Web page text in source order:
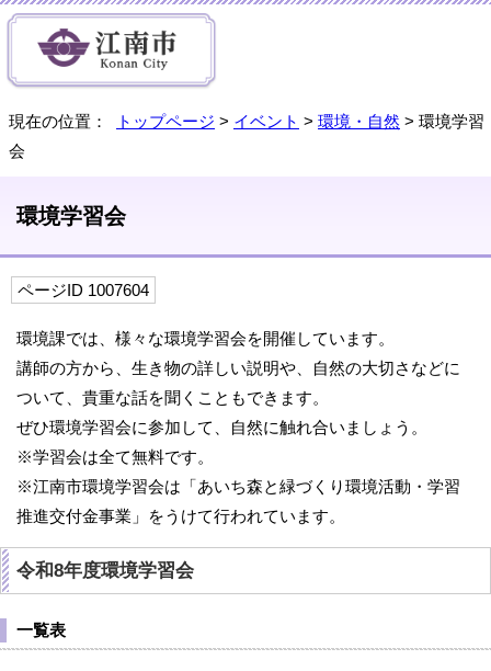
現在の位置： トップページ > イベント > 環境・自然 > 環境学習
会
環境学習会
ページID 1007604
環境課では、様々な環境学習会を開催しています。
講師の方から、生き物の詳しい説明や、自然の大切さなどに
ついて、貴重な話を聞くこともできます。
ぜひ環境学習会に参加して、自然に触れ合いましょう。
※学習会は全て無料です。
※江南市環境学習会は「あいち森と緑づくり環境活動・学習
推進交付金事業」をうけて行われています。
令和8年度環境学習会
一覧表